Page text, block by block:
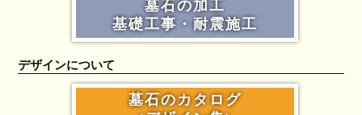
墓石の加工
基礎工事・耐震施工
デザインについて
墓石のカタログ